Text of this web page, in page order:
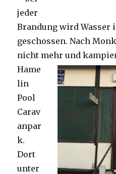
jeder
Brandung wird Wasser
geschossen. Nach
nicht mehr und
Hame
lin
Pool
Carav
anpar
k.
Dort
unter